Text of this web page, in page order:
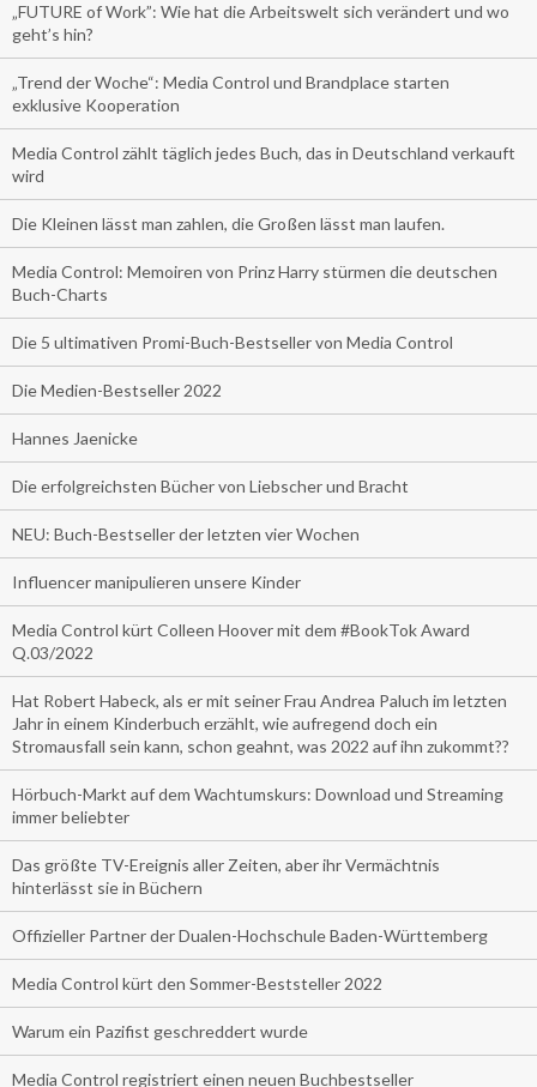
„FUTURE of Work”: Wie hat die Arbeitswelt sich verändert und wo
geht’s hin?
„Trend der Woche“: Media Control und Brandplace starten
exklusive Kooperation
Media Control zählt täglich jedes Buch, das in Deutschland verkauft
wird
Die Kleinen lässt man zahlen, die Großen lässt man laufen.
Media Control: Memoiren von Prinz Harry stürmen die deutschen
Buch-Charts
Die 5 ultimativen Promi-Buch-Bestseller von Media Control
Die Medien-Bestseller 2022
Hannes Jaenicke
Die erfolgreichsten Bücher von Liebscher und Bracht
NEU: Buch-Bestseller der letzten vier Wochen
Influencer manipulieren unsere Kinder
Media Control kürt Colleen Hoover mit dem #BookTok Award
Q.03/2022
Hat Robert Habeck, als er mit seiner Frau Andrea Paluch im letzten
Jahr in einem Kinderbuch erzählt, wie aufregend doch ein
Stromausfall sein kann, schon geahnt, was 2022 auf ihn zukommt??
Hörbuch-Markt auf dem Wachtumskurs: Download und Streaming
immer beliebter
Das größte TV-Ereignis aller Zeiten, aber ihr Vermächtnis
hinterlässt sie in Büchern
Offizieller Partner der Dualen-Hochschule Baden-Württemberg
Media Control kürt den Sommer-Beststeller 2022
Warum ein Pazifist geschreddert wurde
Media Control registriert einen neuen Buchbestseller